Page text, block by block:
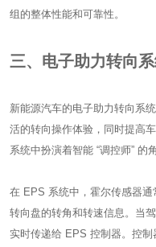
组的整体性能和可靠性。
三、电子助力转向
新能源汽车的电子助力转向系
活的转向操作体验，同时提高
系统中扮演着智能 “调控师” 的
在 EPS 系统中，霍尔传感器
转向盘的转角和转速信息。当
实时传递给 EPS 控制器。控